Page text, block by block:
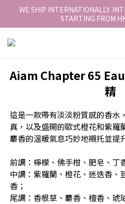
香港地區全店免運。免運費適用於香
件。
WE SHIP INTERNATIONALLY.
STARTING FROM
香港地區全店免運。免運費適用於香
Aiam Chapter 65
精
這是一款帶有淡淡粉質感的香水
真，以及盛開的歐式橙花和紫羅
麝香的溫暖氣息巧妙地襯托並提
前調：檸檬、佛手柑、肥皂、丁
中調：紫羅蘭、橙花、迷迭香、
香；
尾調：香根草、麝香、檀香、琥